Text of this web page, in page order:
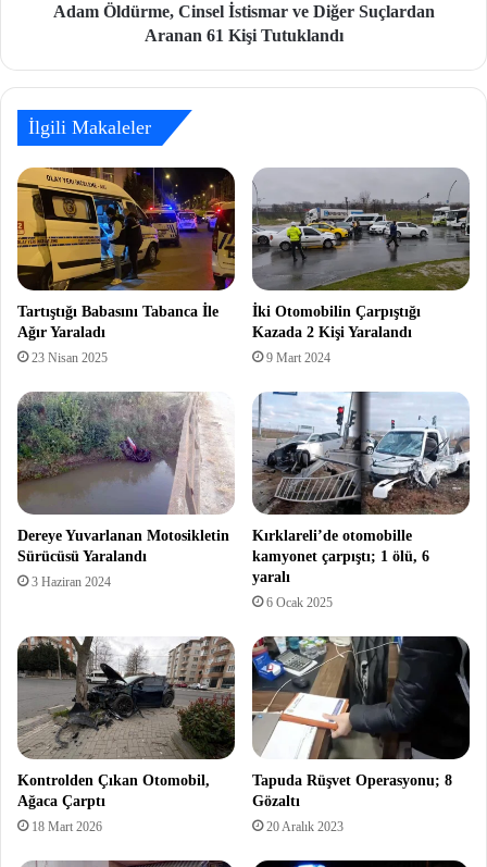
Adam Öldürme, Cinsel İstismar ve Diğer Suçlardan
Aranan 61 Kişi Tutuklandı
İlgili Makaleler
Tartıştığı Babasını Tabanca İle
Ağır Yaraladı
23 Nisan 2025
İki Otomobilin Çarpıştığı
Kazada 2 Kişi Yaralandı
9 Mart 2024
Dereye Yuvarlanan Motosikletin
Sürücüsü Yaralandı
3 Haziran 2024
Kırklareli’de otomobille
kamyonet çarpıştı; 1 ölü, 6
yaralı
6 Ocak 2025
Kontrolden Çıkan Otomobil,
Ağaca Çarptı
18 Mart 2026
Tapuda Rüşvet Operasyonu; 8
Gözaltı
20 Aralık 2023